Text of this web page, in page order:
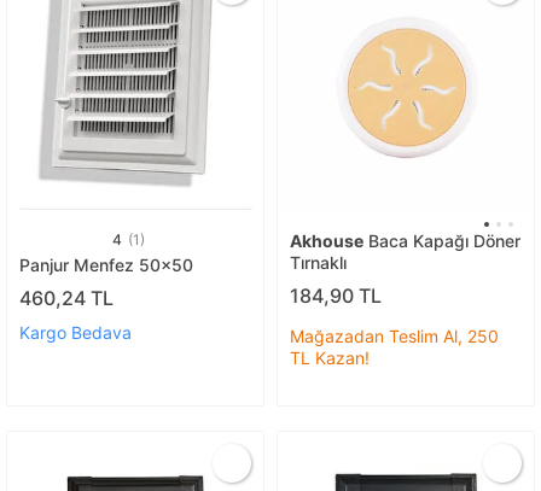
4 (1)
Panjur Menfez 50x50
460,24 TL
Kargo Bedava
Akhouse Baca Kapağı Döner
Tırnaklı
184,90 TL
Mağazadan Teslim Al, 250
TL Kazan!